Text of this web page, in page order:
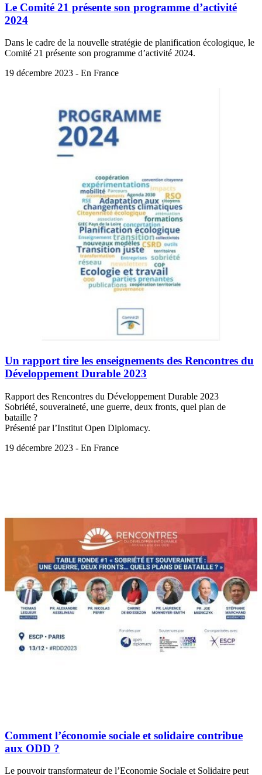
Le Comité 21 présente son programme d’activité
2024
Dans le cadre de la nouvelle stratégie de planification écologique, le
Comité 21 présente son programme d’activité 2024.
19 décembre 2023 - En France
Un rapport tire les enseignements des Rencontres du
Développement Durable 2023
Rapport des Rencontres du Développement Durable 2023
Sobriété, souveraineté, une guerre, deux fronts, quel plan de
bataille ?
Présenté par l’Institut Open Diplomacy.
19 décembre 2023 - En France
Comment l’économie sociale et solidaire contribue
aux ODD ?
Le pouvoir transformateur de l’Economie Sociale et Solidaire peut